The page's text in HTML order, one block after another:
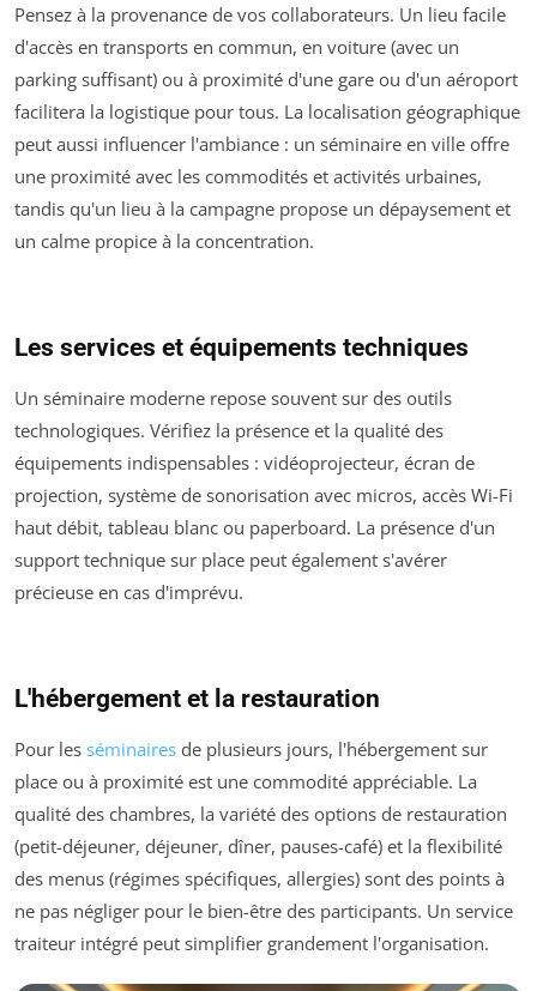
Pensez à la provenance de vos collaborateurs. Un lieu facile
d'accès en transports en commun, en voiture (avec un
parking suffisant) ou à proximité d'une gare ou d'un aéroport
facilitera la logistique pour tous. La localisation géographique
peut aussi influencer l'ambiance : un séminaire en ville offre
une proximité avec les commodités et activités urbaines,
tandis qu'un lieu à la campagne propose un dépaysement et
un calme propice à la concentration.
Les services et équipements techniques
Un séminaire moderne repose souvent sur des outils
technologiques. Vérifiez la présence et la qualité des
équipements indispensables : vidéoprojecteur, écran de
projection, système de sonorisation avec micros, accès Wi-Fi
haut débit, tableau blanc ou paperboard. La présence d'un
support technique sur place peut également s'avérer
précieuse en cas d'imprévu.
L'hébergement et la restauration
Pour les séminaires de plusieurs jours, l'hébergement sur
place ou à proximité est une commodité appréciable. La
qualité des chambres, la variété des options de restauration
(petit-déjeuner, déjeuner, dîner, pauses-café) et la flexibilité
des menus (régimes spécifiques, allergies) sont des points à
ne pas négliger pour le bien-être des participants. Un service
traiteur intégré peut simplifier grandement l'organisation.